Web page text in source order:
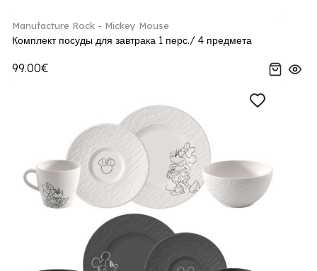
Manufacture Rock - Mickey Mouse
Комплект посуды для завтрака 1 перс./ 4 предмета
99.00€